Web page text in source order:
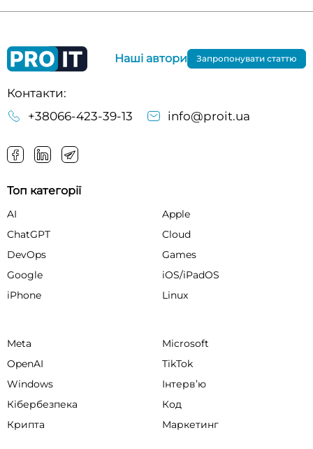
Контакти:
+38066-423-39-13
info@proit.ua
Наші автори Запропонувати статтю
Топ категорії
AI
Apple
ChatGPT
Cloud
DevOps
Games
Google
iOS/iPadOS
iPhone
Linux
Meta
Microsoft
OpenAI
TikTok
Windows
Інтервʼю
Кібербезпека
Код
Крипта
Маркетинг